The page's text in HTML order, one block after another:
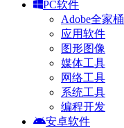
PC软件
Adobe全家桶
应用软件
图形图像
媒体工具
网络工具
系统工具
编程开发
安卓软件